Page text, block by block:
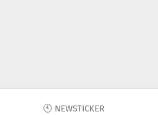
🕙 NEWSTICKER